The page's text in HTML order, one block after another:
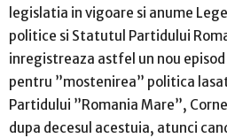
legislatia in vigoare si anume
politice si Statutul Partidului
inregistreaza astfel un nou
pentru ”mostenirea” politica
Partidului ”Romania Mare”,
dupa decesul acestuia, atunci